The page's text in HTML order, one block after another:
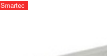
Smartec